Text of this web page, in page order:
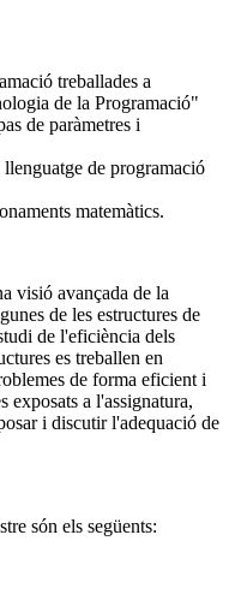
treballades a
de la Programació"
de paràmetres i
de programació
matemàtics.
visió avançada de la
de les estructures de
de l'eficiència dels
es treballen en
de forma eficient i
exposats a l'assignatura,
i discutir l'adequació de
són els següents: